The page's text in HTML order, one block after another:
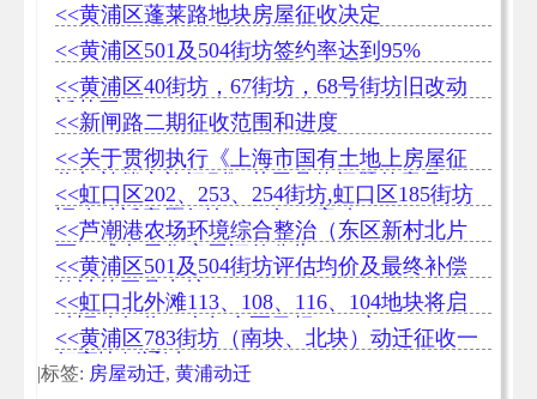
<<黄浦区蓬莱路地块房屋征收决定
<<黄浦区501及504街坊签约率达到95%
<<黄浦区40街坊，67街坊，68号街坊旧改动
迁范围
<<新闸路二期征收范围和进度
<<关于贯彻执行《上海市国有土地上房屋征
收与补偿实施细则》若干具体问题的意见
<<虹口区202、253、254街坊,虹口区185街坊
旧改动迁意愿征询（一征）启动
<<芦潮港农场环境综合整治（东区新村北片
区）成套居住房屋评估公告
<<黄浦区501及504街坊评估均价及最终补偿
款计算工具出炉
<<虹口北外滩113、108、116、104地块将启
动旧改征收，今年全区目标6000户
<<黄浦区783街坊（南块、北块）动迁征收一
征高比例通过
|标签: 房屋动迁, 黄浦动迁